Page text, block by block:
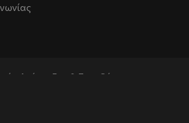
Ανάπτυξης & Επενδύσεων,